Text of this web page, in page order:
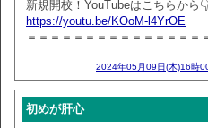
新規開校！YouTubeはこちらから👇
https://youtu.be/KOoM-l4YrOE
＝＝＝＝＝＝＝＝＝＝＝＝＝＝＝
2024年05月09日(木)16時
初めが肝心